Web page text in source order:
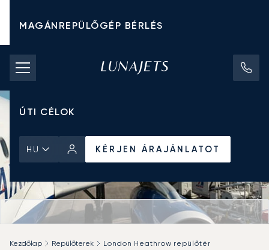
MAGÁNREPÜLŐGÉP BÉRLÉS
CHARTER ÁRAK
MAGÁNREPÜLŐGÉPEK
ÚTI CÉLOK
HU KÉRJEN ÁRAJÁNLATOT
Kezdőlap Repülőterek London Heathrow repülőtér